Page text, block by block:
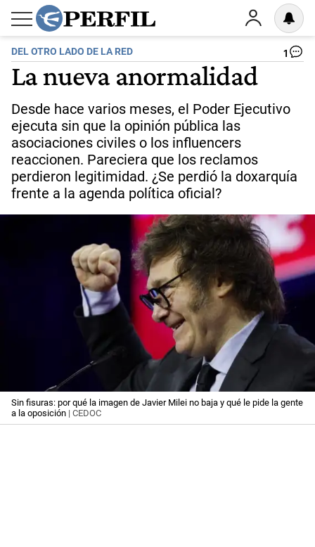
DEL OTRO LADO DE LA RED 1
La nueva anormalidad
Desde hace varios meses, el Poder Ejecutivo
ejecuta sin que la opinión pública las
asociaciones civiles o los influencers
reaccionen. Pareciera que los reclamos
perdieron legitimidad. ¿Se perdió la doxarquía
frente a la agenda política oficial?
Sin fisuras: por qué la imagen de Javier Milei no baja y qué le pide la gente
a la oposición | CEDOC